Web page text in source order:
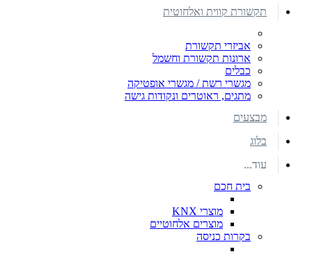
תקשורת קווית ואלחוטית
אביזרי תקשורת
ארונות תקשורת וחשמל
כבלים
מגשרי רשת / מגשרי אופטיקה
מתגים, ראוטרים ונקודות גישה
מבצעים
בלוג
עוד...
בית חכם
מוצרי KNX
מוצרים אלחוטיים
בקרות כניסה